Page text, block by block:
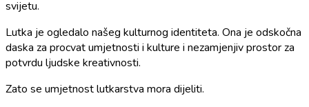
svijetu.
Lutka je ogledalo našeg kulturnog identiteta. Ona je odskočna
daska za procvat umjetnosti i kulture i nezamjenjiv prostor za
potvrdu ljudske kreativnosti.
Zato se umjetnost lutkarstva mora dijeliti.